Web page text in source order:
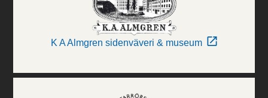
K A Almgren sidenväveri & museum